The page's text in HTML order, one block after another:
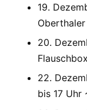
19.
20.
22.
bis 17 Uhr